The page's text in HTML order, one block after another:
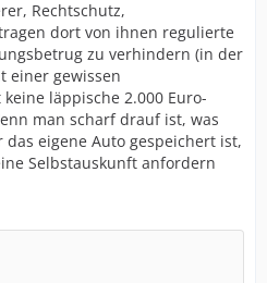
Rechtschutz,
dort von ihnen regulierte
zu verhindern (in der
einer gewissen
läppische 2.000 Euro-
man scharf drauf ist, was
eigene Auto gespeichert ist,
Selbstauskunft anfordern